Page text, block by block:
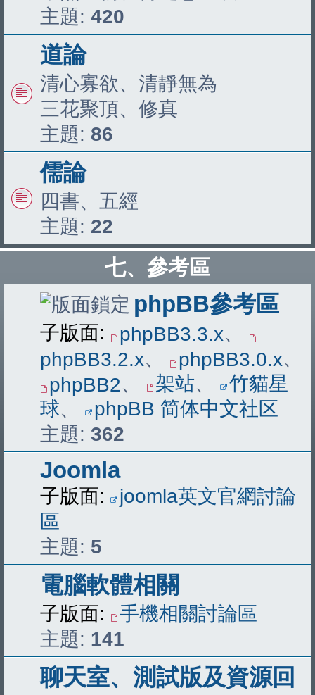
主題: 420
道論
清心寡欲、清靜無為
三花聚頂、修真
主題: 86
儒論
四書、五經
主題: 22
七、參考區
phpBB參考區
子版面: phpBB3.3.x、
phpBB3.2.x、 phpBB3.0.x、
phpBB2、 架站、
竹貓星
球、
phpBB 简体中文社区
主題: 362
Joomla
子版面:
joomla英文官網討論
區
主題: 5
電腦軟體相關
子版面:
手機相關討論區
主題: 141
聊天室、測試版及資源回